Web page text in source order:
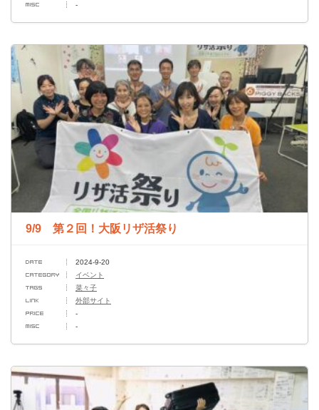
-
9/9 第２回！大阪リザ活祭り
2024-9-20
イベント
菜々子
外部サイト
-
-